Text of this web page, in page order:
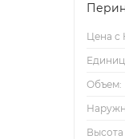
Цена с
Объем:
Высота